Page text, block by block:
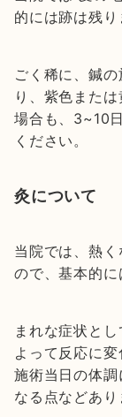
的には跡は残り
ごく稀に、鍼
り、紫色また
場合も、3~10
ください。
灸について
当院では、熱
ので、基本的に
まれな症状と
よって反応に変
施術当日の体
なる点などあり